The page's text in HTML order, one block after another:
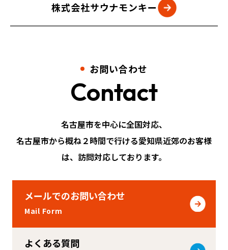
株式会社サウナモンキー
お問い合わせ
Contact
名古屋市を中心に全国対応、
名古屋市から概ね２時間で行ける愛知県近郊のお客様
は、訪問対応しております。
メールでのお問い合わせ
Mail Form
よくある質問